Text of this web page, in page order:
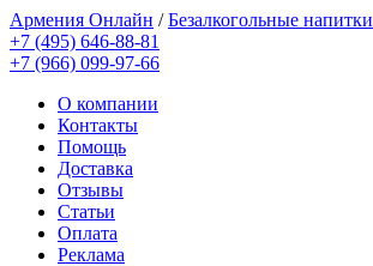
Армения Онлайн /Безалкогольные напитки
+7 (495) 646-88-81
+7 (966) 099-97-66
О компании
Контакты
Помощь
Доставка
Отзывы
Статьи
Оплата
Реклама